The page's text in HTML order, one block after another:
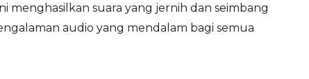
menghasilkan suara yang jernih dan seimbang
audio yang mendalam bagi semua